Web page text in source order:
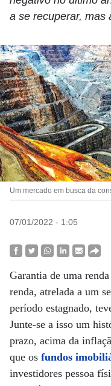
a se recuperar, mas
Um mercado em busca da
07/01/2022 - 1:05
Garantia de uma
renda, atrelada a um
período estagnado,
Junte-se a isso um
prazo, acima da
que os fundos
investidores pessoa